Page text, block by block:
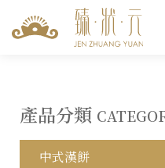
產品分類
中式漢餅